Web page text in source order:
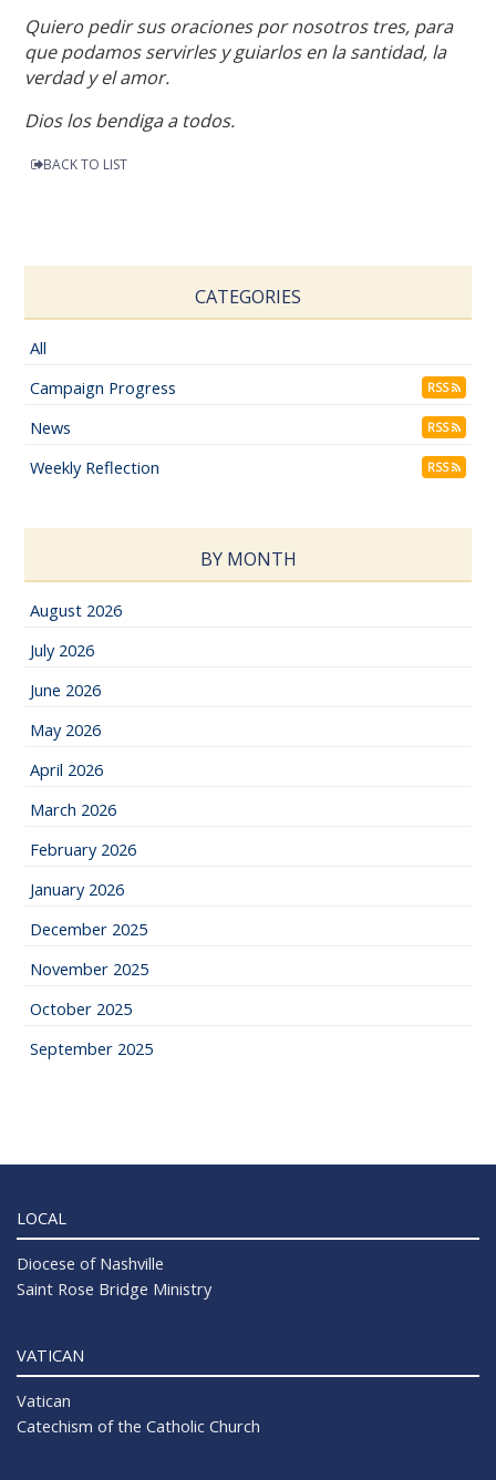
Quiero pedir sus oraciones por nosotros tres, para
que podamos servirles y guiarlos en la santidad, la
verdad y el amor.
Dios los bendiga a todos.
BACK TO LIST
CATEGORIES
All
Campaign Progress
RSS
News RSS
Weekly Reflection RSS
BY MONTH
August 2026
July 2026
June 2026
May 2026
April 2026
March 2026
February 2026
January 2026
December 2025
November 2025
October 2025
September 2025
LOCAL
Diocese of Nashville
Saint Rose Bridge Ministry
VATICAN
Vatican
Catechism of the Catholic Church